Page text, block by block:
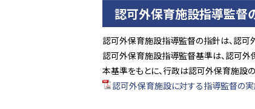
認可外保育施設指導監督
認可外保育施設指導監督の指針は、認可
認可外保育施設指導監督基準は、認可外
本基準をもとに、行政は認可外保育施設
認可外保育施設に対する指導監督の実